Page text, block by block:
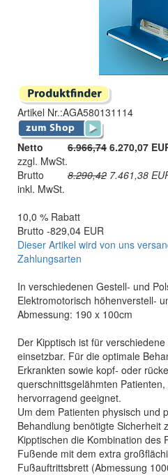
Artikel Nr.:AGA580131114
Netto 6.966,74 6.270,07
zzgl. MwSt.
Brutto
8.290,42 7.461,38
inkl. MwSt.
10,0 % Rabatt
Brutto -829,04 EUR
Dieser Artikel wird von uns
Zahlungsarten
In verschiedenen Gestell- und
Elektromotorisch höhenverstell-
Abmessung: 190 x 100cm
Der Kipptisch ist für
einsetzbar. Für die optimale
Erkrankten sowie kopf- oder
querschnittsgelähmten
hervorragend geeignet.
Um dem Patienten physisch und
Behandlung benötigte Sicherheit
Kipptischen die Kombination des
Fußende mit dem extra
Fußauftrittsbrett (Abmessung